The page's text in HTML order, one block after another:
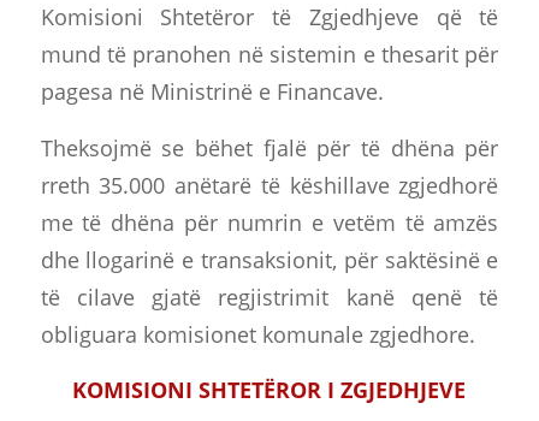
Komisioni Shtetëror të Zgjedhjeve që të
mund të pranohen në sistemin e thesarit për
pagesa në Ministrinë e Financave.
Theksojmë se bëhet fjalë për të dhëna për
rreth 35.000 anëtarë të këshillave zgjedhorë
me të dhëna për numrin e vetëm të amzës
dhe llogarinë e transaksionit, për saktësinë e
të cilave gjatë regjistrimit kanë qenë të
obliguara komisionet komunale zgjedhore.
KOMISIONI SHTETËROR I ZGJEDHJEVE